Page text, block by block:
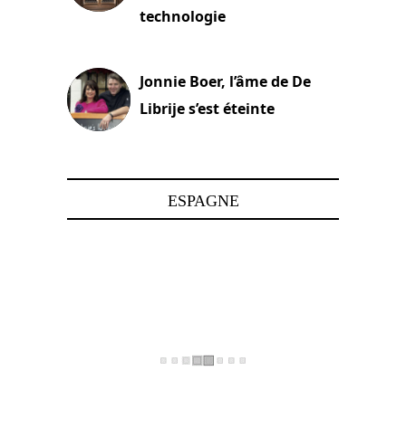
technologie
Jonnie Boer, l’âme de De
Librije s’est éteinte
ESPAGNE